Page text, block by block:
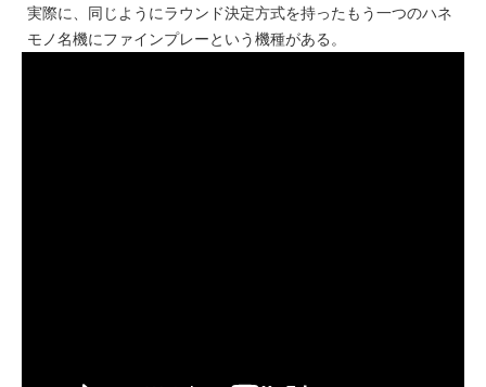
実際に、同じようにラウンド決定方式を持ったもう一つのハネ
モノ名機にファインプレーという機種がある。